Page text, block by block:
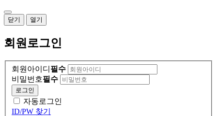
닫기 열기
회원 로그인
회원아이디 필수
비밀번호필수
로그인
자동로그인
ID/PW 찾기